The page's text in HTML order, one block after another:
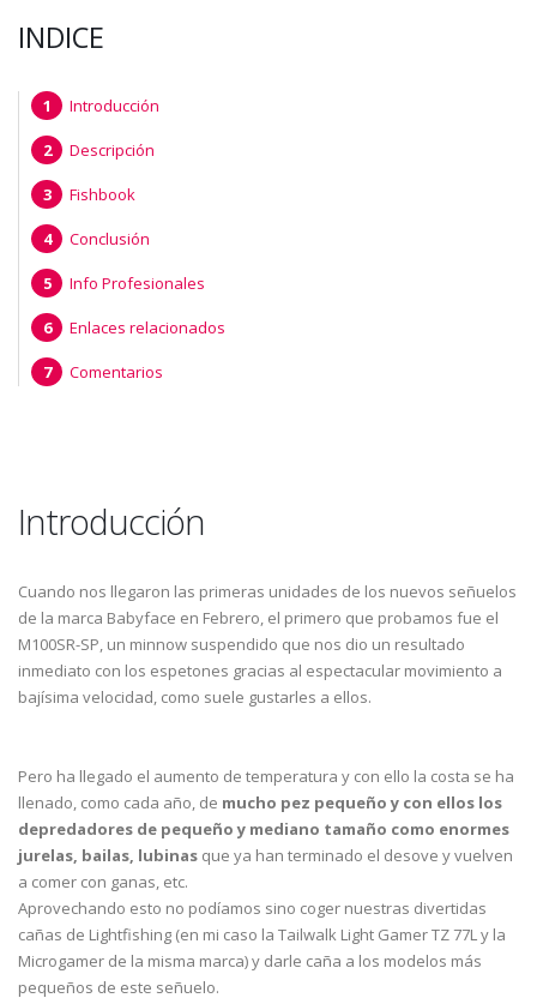
INDICE
Introducción
Descripción
Fishbook
Conclusión
Info Profesionales
Enlaces relacionados
Comentarios
Introducción
Cuando nos llegaron las primeras unidades de los nuevos señuelos
de la marca Babyface en Febrero, el primero que probamos fue el
M100SR-SP, un minnow suspendido que nos dio un resultado
inmediato con los espetones gracias al espectacular movimiento a
bajísima velocidad, como suele gustarles a ellos.
Pero ha llegado el aumento de temperatura y con ello la costa se ha
llenado, como cada año, de mucho pez pequeño y con ellos los
depredadores de pequeño y mediano tamaño como enormes
jurelas, bailas, lubinas que ya han terminado el desove y vuelven
a comer con ganas, etc.
Aprovechando esto no podíamos sino coger nuestras divertidas
cañas de Lightfishing (en mi caso la Tailwalk Light Gamer TZ 77L y la
Microgamer de la misma marca) y darle caña a los modelos más
pequeños de este señuelo.